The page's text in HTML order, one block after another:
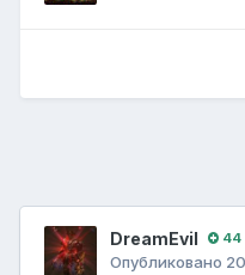
DreamEvil 44
Опубликовано